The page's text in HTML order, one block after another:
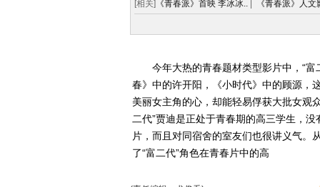
[相关] 《青春派》首映 李冰冰.. 《青春派》人
今年大热的青春题材类型影片中，“富
春》中的许开阳，《小时代》中的顾源，
美丽女主角的心，却能轻易俘获大批女观
二代”贾迪是正处于青春期的高三学生，
片，而且对同宿舍的室友们也很讲义气。
了“富二代”角色在青春片中的高